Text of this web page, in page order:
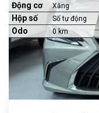
Động cơ Xăng
Hộp số Số tự động
Odo 0 km